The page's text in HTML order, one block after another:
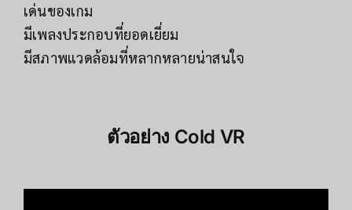
เด่นของเกม
มีเพลงประกอบที่ยอดเยี่ยม
มีสภาพแวดล้อมที่หลากหลายน่าสนใจ
ตัวอย่าง Cold VR